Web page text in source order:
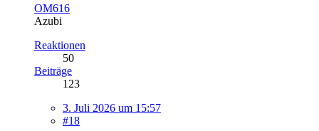
OM616
Azubi
Reaktionen
50
Beiträge
123
3. Juli 2026 um 15:57
#18